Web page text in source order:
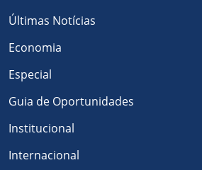
Últimas Notícias
Economia
Especial
Guia de Oportunidades
Institucional
Internacional